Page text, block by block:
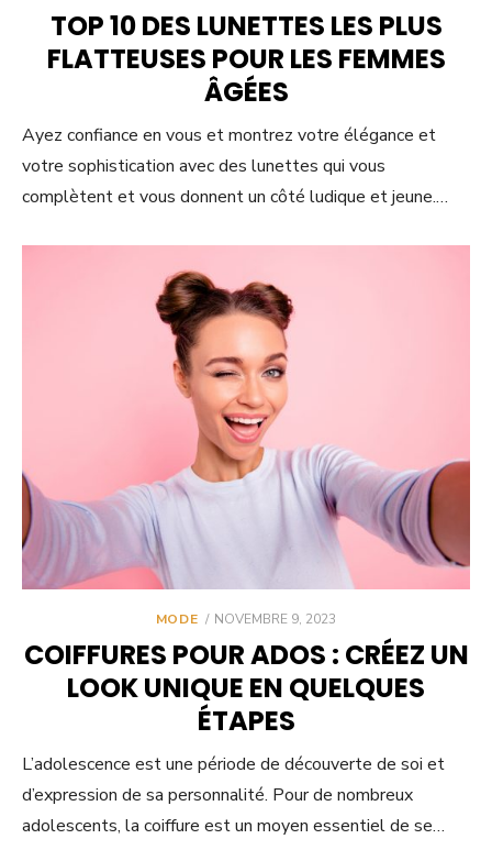
TOP 10 DES LUNETTES LES PLUS
FLATTEUSES POUR LES FEMMES
ÂGÉES
Ayez confiance en vous et montrez votre élégance et
votre sophistication avec des lunettes qui vous
complètent et vous donnent un côté ludique et jeune.…
MODE
POSTED
NOVEMBRE 9, 2023
COIFFURES POUR ADOS : CRÉEZ UN
LOOK UNIQUE EN QUELQUES
ÉTAPES
L’adolescence est une période de découverte de soi et
d’expression de sa personnalité. Pour de nombreux
adolescents, la coiffure est un moyen essentiel de se…